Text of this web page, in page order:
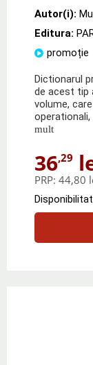
Autor(i):
Editura:
promoție
Dictionarul
de acest tip
volume,
mult
36,29
PRP: 44,80